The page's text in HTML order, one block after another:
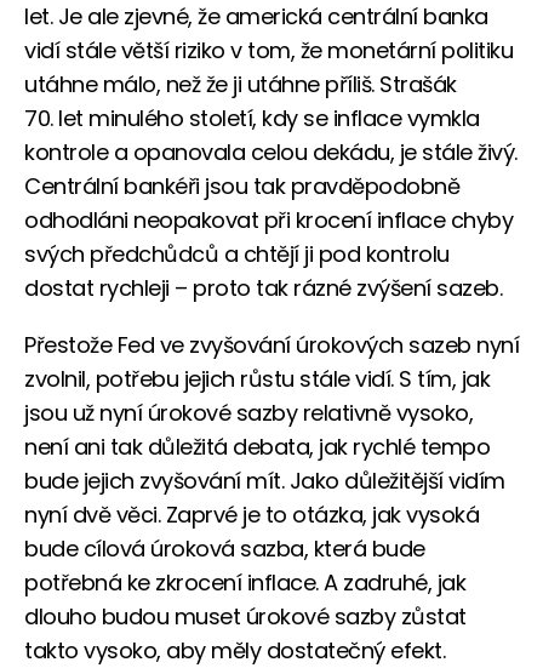
let. Je ale zjevné, že americká centrální banka
vidí stále větší riziko v tom, že monetární politiku
utáhne málo, než že ji utáhne příliš. Strašák
70. let minulého století, kdy se inflace vymkla
kontrole a opanovala celou dekádu, je stále živý.
Centrální bankéři jsou tak pravděpodobně
odhodláni neopakovat při krocení inflace chyby
svých předchůdců a chtějí ji pod kontrolu
dostat rychleji – proto tak rázné zvýšení sazeb.
Přestože Fed ve zvyšování úrokových sazeb nyní
zvolnil, potřebu jejich růstu stále vidí. S tím, jak
jsou už nyní úrokové sazby relativně vysoko,
není ani tak důležitá debata, jak rychlé tempo
bude jejich zvyšování mít. Jako důležitější vidím
nyní dvě věci. Zaprvé je to otázka, jak vysoká
bude cílová úroková sazba, která bude
potřebná ke zkrocení inflace. A zadruhé, jak
dlouho budou muset úrokové sazby zůstat
takto vysoko, aby měly dostatečný efekt.